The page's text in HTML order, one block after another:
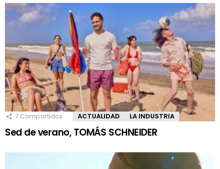
7 Compartidos ACTUALIDAD LA INDUSTRIA
Sed de verano, TOMÁS SCHNEIDER